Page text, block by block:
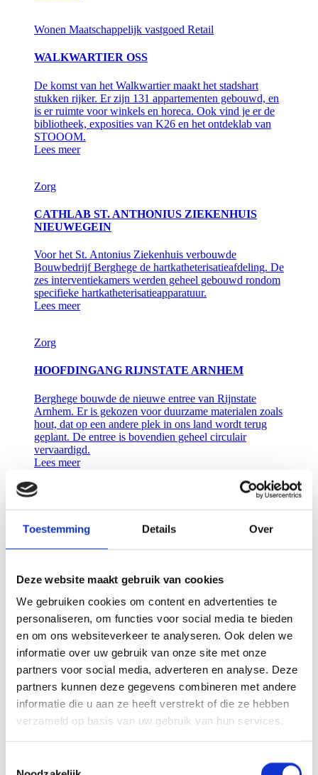
Toestemming Details Over
Deze website maakt gebruik van cookies
We gebruiken cookies om content en advertenties te
personaliseren, om functies voor social media te bieden
en om ons websiteverkeer te analyseren. Ook delen we
informatie over uw gebruik van onze site met onze
partners voor social media, adverteren en analyse. Deze
partners kunnen deze gegevens combineren met andere
informatie die u aan ze heeft verstrekt of die ze hebben
verzameld op basis van uw gebruik van hun services.
Wonen Maatschappelijk vastgoed Retail
WALKWARTIER OSS
De komst van het Walkwartier maakt het stadshart
stukken rijker. Er zijn 131 appartementen gebouwd, en
is er ruimte voor winkels en horeca. Ook vind je er de
bibliotheek, exposities van K26 en het ontdeklab van
STOOOM.
Lees meer
Zorg
CATHLAB ST. ANTHONIUS ZIEKENHUIS
NIEUWEGEIN
Voor het St. Antonius Ziekenhuis verbouwde
Bouwbedrijf Berghege de hartkatheterisatieafdeling. De
zes interventiekamers werden geheel gebouwd rondom
specifieke hartkatheterisatieapparatuur.
Lees meer
Zorg
HOOFDINGANG RIJNSTATE ARNHEM
Berghege bouwde de nieuwe entree van Rijnstate
Arnhem. Er is gekozen voor duurzame materialen zoals
hout, dat op een andere plek in ons land wordt terug
geplant. De entree is bovendien geheel circulair
vervaardigd.
Lees meer
Zorg
RIJNSTATE ELST
Ze halen die energie uit waterstof. Dat is een CO2-
slaan.
Lees meer
Wonen
KASTEEL OEVERHUIJZE HAVERLEIJ
Vlakbij de oevers van de Maas bouwde Berghege in
samenwerking met BPD Ontwikkeling kasteel